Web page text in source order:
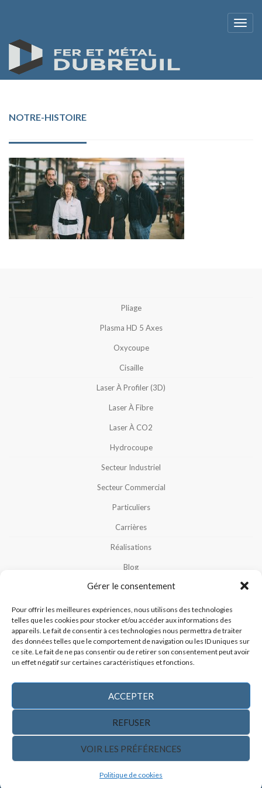
Gérer le consentement
Pour offrir les meilleures expériences, nous utilisons des technologies
telles que les cookies pour stocker et/ou accéder aux informations des
appareils. Le fait de consentir à ces technologies nous permettra de traiter
des données telles que le comportement de navigation ou les ID uniques sur
ce site. Le fait de ne pas consentir ou de retirer son consentement peut avoir
un effet négatif sur certaines caractéristiques et fonctions.
ACCEPTER
REFUSER
VOIR LES PRÉFÉRENCES
Politique de cookies
NOTRE-HISTOIRE
Pliage
Plasma HD 5 Axes
Oxycoupe
Cisaille
Laser À Profiler (3D)
Laser À Fibre
Laser À CO2
Hydrocoupe
Secteur Industriel
Secteur Commercial
Particuliers
Carrières
Réalisations
Blog
Notre Équipe
Nous Contacter
Politique De Cookies (CA)
Politique De Confidentialité